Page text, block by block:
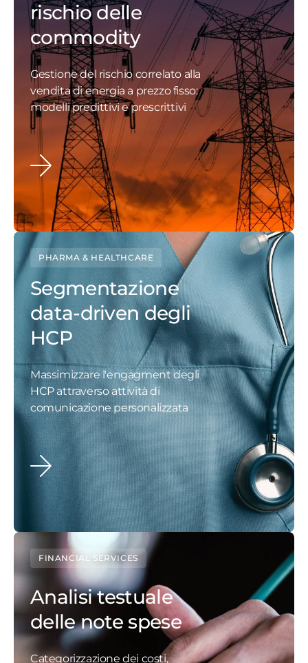
rischio delle
commodity
Gestione del rischio correlato alla
vendita di energia a prezzo fisso:
modelli predittivi e prescrittivi
PHARMA & HEALTHCARE
Segmentazione
data-driven degli
HCP
Massimizzare l'engagment degli
HCP attraverso attività di
comunicazione personalizzata
FINANCIAL SERVICES
Analisi testuale
delle note spese
Categorizzazione dei costi,